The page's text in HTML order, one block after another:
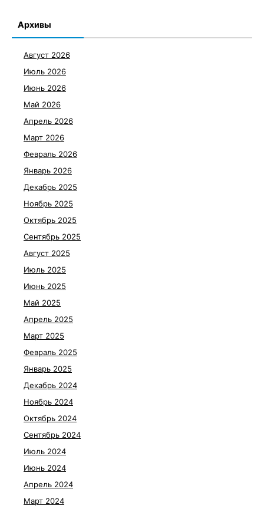
Архивы
Август 2026
Июль 2026
Июнь 2026
Май 2026
Апрель 2026
Март 2026
Февраль 2026
Январь 2026
Декабрь 2025
Ноябрь 2025
Октябрь 2025
Сентябрь 2025
Август 2025
Июль 2025
Июнь 2025
Май 2025
Апрель 2025
Март 2025
Февраль 2025
Январь 2025
Декабрь 2024
Ноябрь 2024
Октябрь 2024
Сентябрь 2024
Июль 2024
Июнь 2024
Апрель 2024
Март 2024